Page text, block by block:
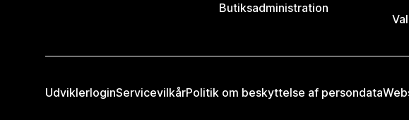
Butiksadministration
UdviklerloginServicevilkårPolitik om beskyttelse af persondata